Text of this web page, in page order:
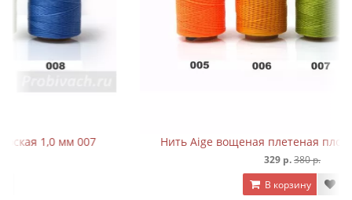
Нить Aige вощеная плетеная плоская 1,0 мм 008